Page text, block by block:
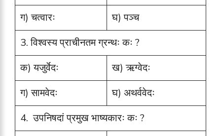
ग) चत्वारः
घ) पञ्च
3. विश्वस्य प्राचीनतम ग्रन्थः कः ?
क) यजुर्वेदः
ख) ऋग्वेदः
ग) सामवेदः
घ) अथर्ववेदः
4. उपनिषदां प्रमुख भाष्यकारः कः ?